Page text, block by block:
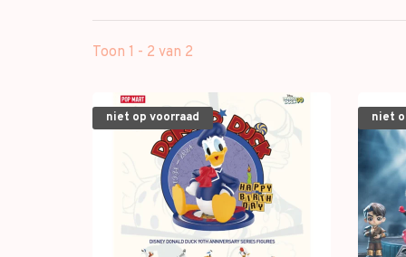
Toon 1 - 2 van 2
niet op voorraad niet